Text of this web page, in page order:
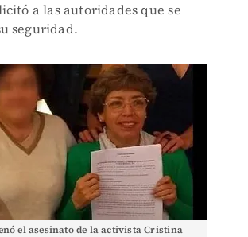
a las autoridades que se
seguridad.
el asesinato de la activista Cristina